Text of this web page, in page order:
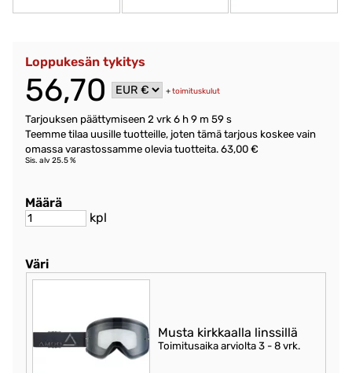
Loppukesän tykitys
56,70 +toimituskulut
Tarjouksen päättymiseen 2 vrk 6 h 9 m 58 s
Teemme tilaa uusille tuotteille, joten tämä tarjous koskee vain
omassa varastossamme olevia tuotteita. 63,00 €
Sis. alv 25.5 %
Määrä
kpl
Väri
Musta kirkkaalla linssillä
Toimitusaika arviolta 3 - 8 vrk.